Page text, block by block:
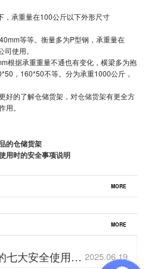
，承重量在100公斤以下外形尺寸
等等。衡量多为P型钢，承重量在
使用。
根据承重重量不通也有变化，横梁多为抱
，160*50不等。分为承重1000公斤，
好的了解仓储货架，对仓储货架有更全方
。
的仓储货架
用时的安全事项说明
MORE
MORE
七大安全使用事 2025.06.19